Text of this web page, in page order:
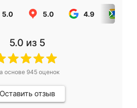
5.0 5.0 4.9
5.0 из 5
основе 945оценок
Оставить отзыв